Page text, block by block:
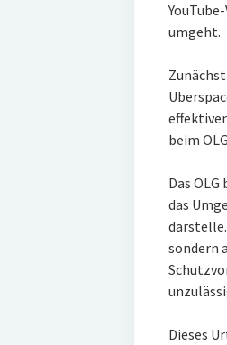
umgeht.
beim
Das
das
sondern
Dieses